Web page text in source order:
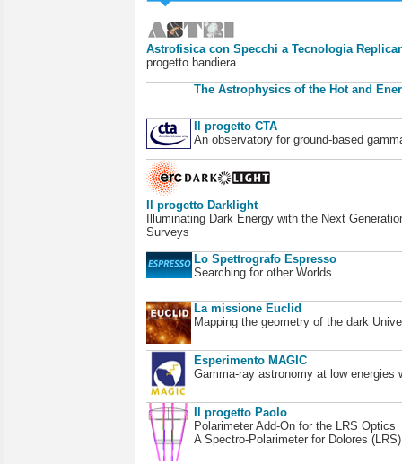
Astrofisica con Specchi a Tecnologia
progetto bandiera
The Astrophysics of the Hot and
Il progetto CTA
An observatory for ground-based
Il progetto Darklight
Illuminating Dark Energy with the Next
Surveys
Lo Spettrografo Espresso
Searching for other Worlds
La missione Euclid
Mapping the geometry of the dark
Esperimento MAGIC
Gamma-ray astronomy at low energies
Il progetto Paolo
Polarimeter Add-On for the LRS Optics
A Spectro-Polarimeter for Dolores